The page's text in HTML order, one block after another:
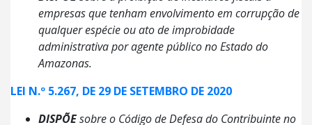
empresas que tenham envolvimento em corrupção de
qualquer espécie ou ato de improbidade
administrativa por agente público no Estado do
Amazonas.
LEI N.º 5.267, DE 29 DE SETEMBRO DE 2020
DISPÕEsobre o Código de Defesa do Contribuinte no